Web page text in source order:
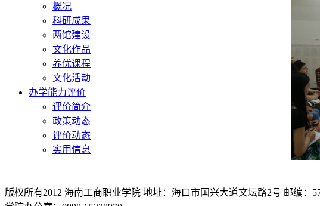
概况
科研成果
两馆建设
文化作品
养优课程
文化活动
办学能力评价
评价简介
政策动态
评价动态
实用信息
版权所有2012 海南工商职业学院 地址：海口市国兴大道文坛路2号 邮编：